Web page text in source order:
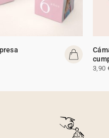
3,90